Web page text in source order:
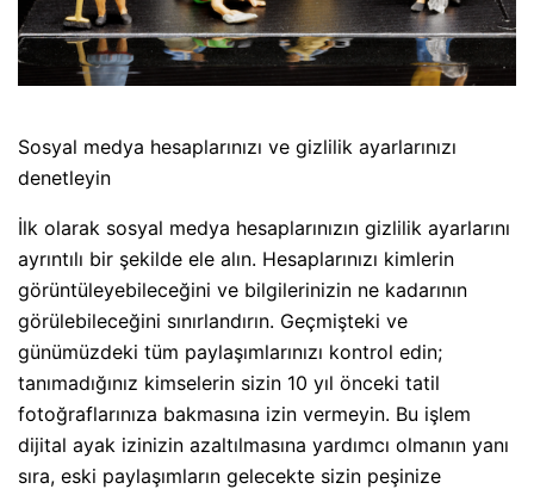
Sosyal medya hesaplarınızı ve gizlilik ayarlarınızı
denetleyin
İlk olarak sosyal medya hesaplarınızın gizlilik ayarlarını
ayrıntılı bir şekilde ele alın. Hesaplarınızı kimlerin
görüntüleyebileceğini ve bilgilerinizin ne kadarının
görülebileceğini sınırlandırın. Geçmişteki ve
günümüzdeki tüm paylaşımlarınızı kontrol edin;
tanımadığınız kimselerin sizin 10 yıl önceki tatil
fotoğraflarınıza bakmasına izin vermeyin. Bu işlem
dijital ayak izinizin azaltılmasına yardımcı olmanın yanı
sıra, eski paylaşımların gelecekte sizin peşinize